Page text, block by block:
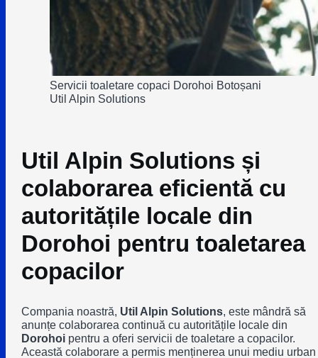
Servicii toaletare copaci Dorohoi Botoșani
Util Alpin Solutions
Util Alpin Solutions și
colaborarea eficientă cu
autoritățile locale din
Dorohoi pentru toaletarea
copacilor
Compania noastră, Util Alpin Solutions, este mândră să
anunțe colaborarea continuă cu autoritățile locale din
Dorohoipentru a oferi servicii de toaletare a copacilor.
Această colaborare a permis menținerea unui mediu urban